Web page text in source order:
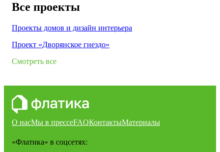
Все проекты
Проекты домов и дизайн интерьера
Проект «Дворянское гнездо»
Смотреть все
О насМы в прессеFAQКонтактыМатериалы
«Флатика» в соцсетях: